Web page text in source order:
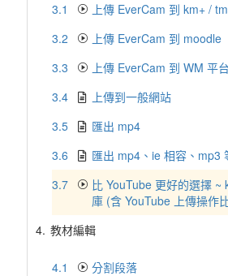
3.1
上傳 EverCam 到 km+ /
3.2
上傳 EverCam 到 moodle
3.3
上傳 EverCam 到 WM 平台
3.4
上傳到一般網站
3.5
匯出 mp4
3.6
匯出 mp4、ie 相容、mp3
3.7
比 YouTube 更好的選擇 ~
庫 (含 YouTube 上傳操作
4. 教材編輯
4.1
分割段落